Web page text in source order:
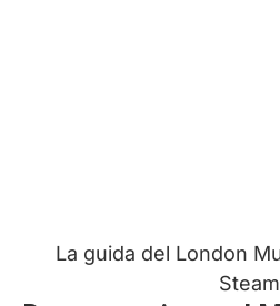
La guida del London
Steam